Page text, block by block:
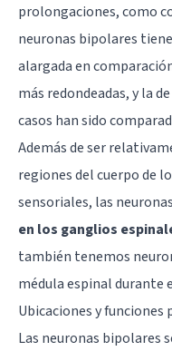
prolongaciones, como
neuronas bipolares
alargada en
más redondeadas, y la
casos han sido
Además de ser
regiones del cuerpo de
sensoriales, las
en los ganglios
también tenemos
médula espinal durante
Ubicaciones y funciones
Las neuronas bipolares